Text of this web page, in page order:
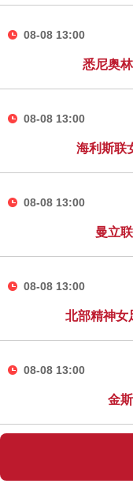
08-08 13:00
悉尼奥
08-08 13:00
海利斯联
08-08 13:00
曼立
08-08 13:00
北部精神女
08-08 13:00
金